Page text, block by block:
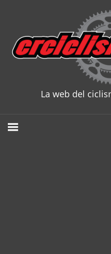
content
La web del